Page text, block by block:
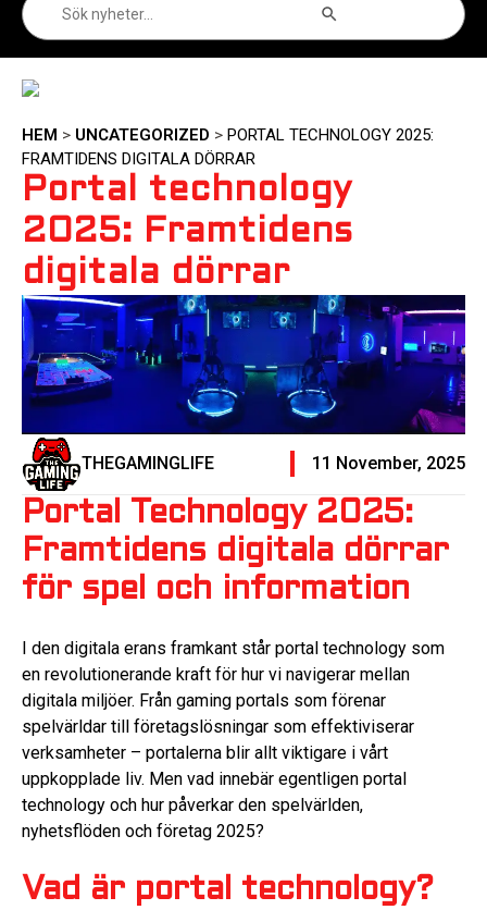
efter:
HEM > UNCATEGORIZED > PORTAL TECHNOLOGY 2025:
FRAMTIDENS DIGITALA DÖRRAR
Portal technology
2025: Framtidens
digitala dörrar
THEGAMINGLIFE 11 November, 2025
Portal Technology 2025:
Framtidens digitala dörrar
för spel och information
I den digitala erans framkant står portal technology som
en revolutionerande kraft för hur vi navigerar mellan
digitala miljöer. Från gaming portals som förenar
spelvärldar till företagslösningar som effektiviserar
verksamheter – portalerna blir allt viktigare i vårt
uppkopplade liv. Men vad innebär egentligen portal
technology och hur påverkar den spelvärlden,
nyhetsflöden och företag 2025?
Vad är portal technology?